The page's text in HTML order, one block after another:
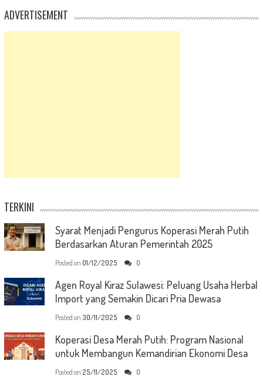
ADVERTISEMENT
TERKINI
Syarat Menjadi Pengurus Koperasi Merah Putih
Berdasarkan Aturan Pemerintah 2025
Posted on 01/12/2025 0
Agen Royal Kiraz Sulawesi: Peluang Usaha Herbal
Import yang Semakin Dicari Pria Dewasa
Posted on 30/11/2025 0
Koperasi Desa Merah Putih: Program Nasional
untuk Membangun Kemandirian Ekonomi Desa
Posted on 25/11/2025 0